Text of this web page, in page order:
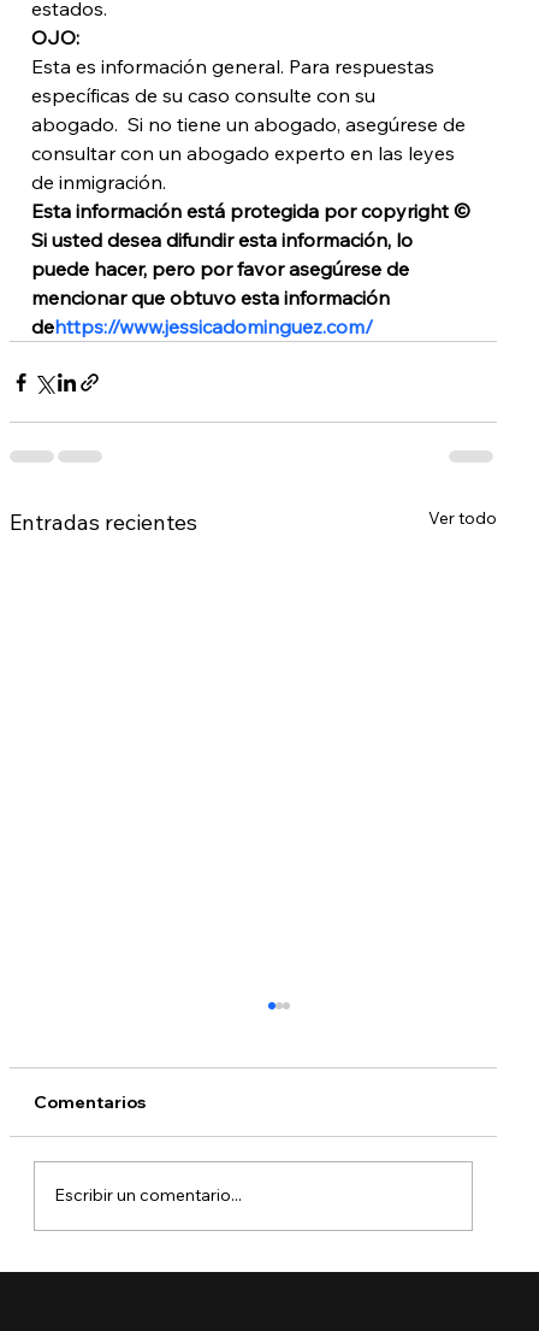
estados.
OJO:
Esta es información general. Para respuestas
específicas de su caso consulte con su
abogado.  Si no tiene un abogado, asegúrese de
consultar con un abogado experto en las leyes
de inmigración.
Esta información está protegida por copyright ©
Si usted desea difundir esta información, lo
puede hacer, pero por favor asegúrese de
mencionar que obtuvo esta información
dehttps://www.jessicadominguez.com/
Entradas recientes Ver todo
¿Qué está pasando con DACA?
Comentarios
Escribir un comentario...